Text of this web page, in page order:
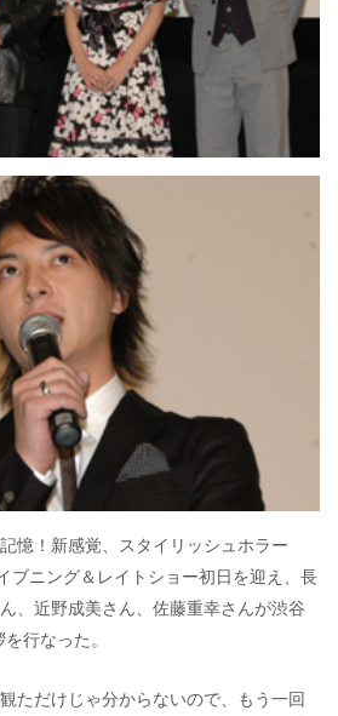
憶！新感覚、スタイリッシュホラー
ブニング＆レイトショー初日を迎え、長
、近野成美さん、佐藤重幸さんが渋谷
行なった。
ただけじゃ分からないので、もう一回